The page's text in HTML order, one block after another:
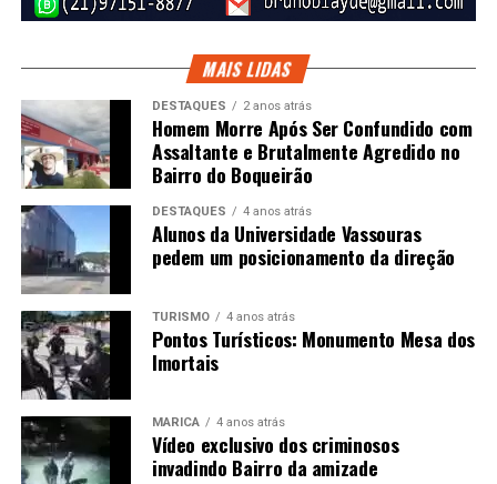
MAIS LIDAS
DESTAQUES 2 anos atrás
Homem Morre Após Ser Confundido com
Assaltante e Brutalmente Agredido no
Bairro do Boqueirão
DESTAQUES 4 anos atrás
Alunos da Universidade Vassouras
pedem um posicionamento da direção
TURISMO 4 anos atrás
Pontos Turísticos: Monumento Mesa dos
Imortais
MARICÁ 4 anos atrás
Vídeo exclusivo dos criminosos
invadindo Bairro da amizade